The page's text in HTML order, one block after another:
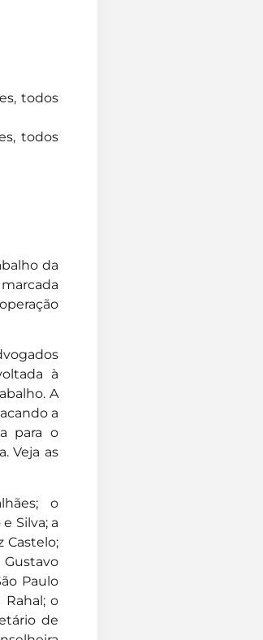
todos
da
à
A
a
para o
Veja as
o
Silva; a
Castelo;
Paulo
Rahal; o
de